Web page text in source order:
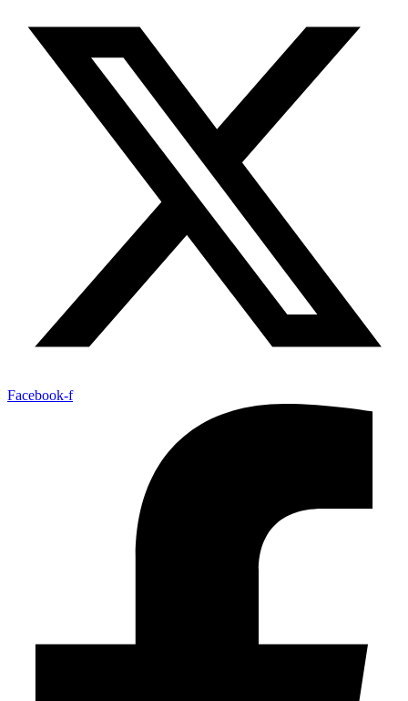
Facebook-f